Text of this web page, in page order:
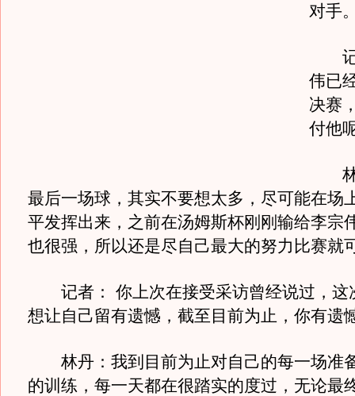
对手
记
伟已
决赛
付他
林
最后一场球，其实不要想太多，尽可能在场
平发挥出来，之前在汤姆斯杯刚刚输给李宗
也很强，所以还是尽自己最大的努力比赛就
记者： 你上次在接受采访曾经说过，这
想让自己留有遗憾，截至目前为止，你有遗
林丹：我到目前为止对自己的每一场准
的训练，每一天都在很踏实的度过，无论最